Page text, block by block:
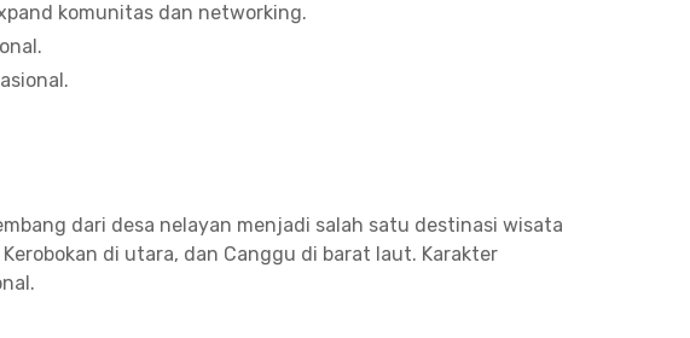
komunitas dan networking.
dari desa nelayan menjadi salah satu destinasi wisata
di utara, dan Canggu di barat laut. Karakter